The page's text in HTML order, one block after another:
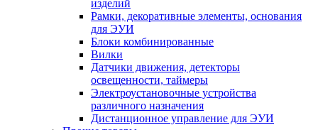
изделий
Рамки, декоративные элементы, основания
для ЭУИ
Блоки комбинированные
Вилки
Датчики движения, детекторы
освещенности, таймеры
Электроустановочные устройства
различного назначения
Дистанционное управление для ЭУИ